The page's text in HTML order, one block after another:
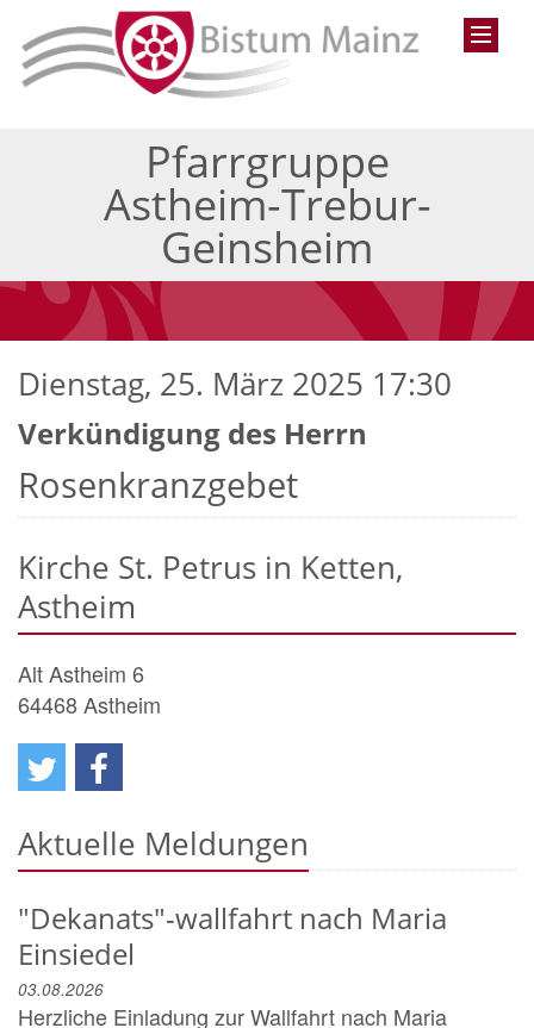
Pfarrgruppe
Astheim-Trebur-
Geinsheim
Rosenkranzgebet
Dienstag, 25. März 2025 17:30
Verkündigung des Herrn
Kirche St. Petrus in Ketten,
Astheim
Alt Astheim 6
64468Astheim
Aktuelle Meldungen
"Dekanats"-wallfahrt nach Maria
Einsiedel
03.08.2026
Herzliche Einladung zur Wallfahrt nach Maria